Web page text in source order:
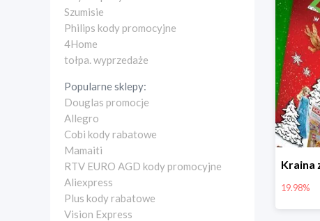
Szumisie
Philips kody promocyjne
4Home
tołpa. wyprzedaże
Popularne sklepy:
Douglas promocje
Allegro
Cobi kody rabatowe
Mamaiti
RTV EURO AGD kody promocyjne
Aliexpress
Plus kody rabatowe
Vision Express
19.98%